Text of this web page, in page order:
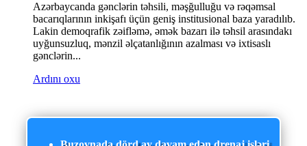
Azərbaycanda gənclərin təhsili, məşğulluğu və rəqəmsal
bacarıqlarının inkişafı üçün geniş institusional baza yaradılıb.
Lakin demoqrafik zəifləmə, əmək bazarı ilə təhsil arasındakı
uyğunsuzluq, mənzil əlçatanlığının azalması və ixtisaslı
gənclərin...
Ardını oxu